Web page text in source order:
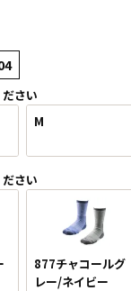
さい
M
さい
877チャコールグ
レー/ネイビー